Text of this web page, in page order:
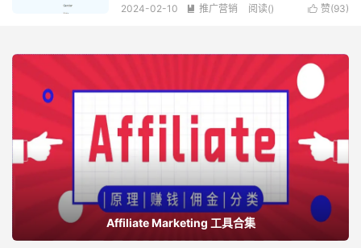
 赞(93)
2024-02-10  推广营销 阅读()
Affiliate Marketing 工具合集